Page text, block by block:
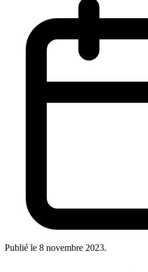
Publié le 8 novembre 2023.